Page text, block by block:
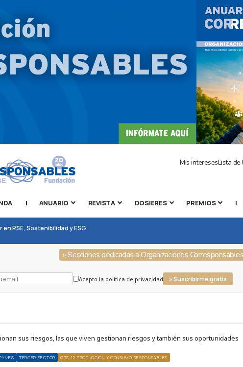
Mis interesesLista de
| ANUARIO REVISTA DOSIERES PREMIOS |
RSE, Sostenibilidad y ESG
» Secciones dedicadas a Organizaciones Corresponsables
Acepto la política de privacidad » Suscribirme gratis
sus riesgos, las que viven gestionan riesgos y también sus oportunidades
TERCER SECTOR ODS 12 PRODUCCIÓN Y CONSUMO RESPONSABLES